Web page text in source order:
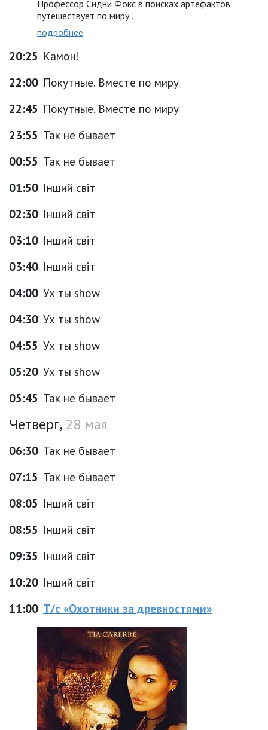
Профессор Сидни Фокс в поисках артефактов
путешествует по миру...
подробнее
20:25 Камон!
22:00 Покутные. Вместе по миру
22:45 Покутные. Вместе по миру
23:55 Так не бывает
00:55 Так не бывает
01:50 Інший світ
02:30 Інший світ
03:10 Інший світ
03:40 Інший світ
04:00 Ух ты show
04:30 Ух ты show
04:55 Ух ты show
05:20 Ух ты show
05:45 Так не бывает
Четверг, 28 мая
06:30 Так не бывает
07:15 Так не бывает
08:05 Інший світ
08:55 Інший світ
09:35 Інший світ
10:20 Інший світ
11:00 Т/с «Охотники за древностями»